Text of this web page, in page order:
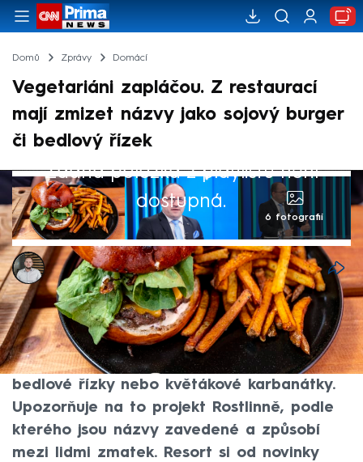
Domů Zprávy Domácí
Vegetariáni zapláčou. Z restaurací
mají zmizet názvy jako sojový burger
či bedlový řízek
Žádná položka z playlistu není
dostupná.
6 fotografií
Ladislav Šustr
11. pro 2024, 14:05
Ministerstvo zemědělství připravilo sérii
vyhlášek, které radikálně změní názvy jídel.
Z jídelních lístků mohou zmizet například
bedlové řízky nebo květákové karbanátky.
Upozorňuje na to projekt Rostlinně, podle
kterého jsou názvy zavedené a způsobí
mezi lidmi zmatek. Resort si od novinky